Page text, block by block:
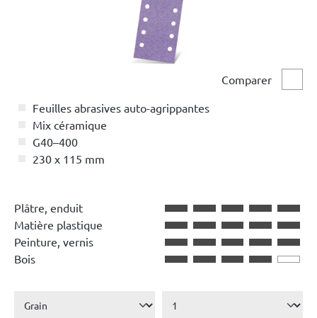
Comparer
Feuilles abrasives auto-agrippantes
Mix céramique
G40–400
230 x 115 mm
Plâtre, enduit
Matière plastique
Peinture, vernis
Bois